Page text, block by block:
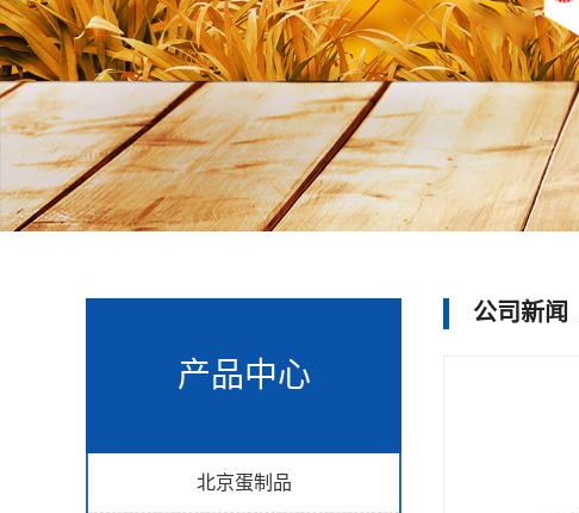
产品中心
北京蛋制品
公司新闻